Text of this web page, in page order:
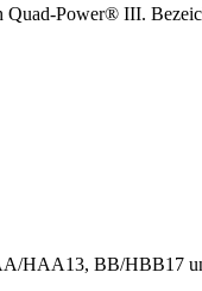
Quad-Power® III.
HAA13, BB/HBB17